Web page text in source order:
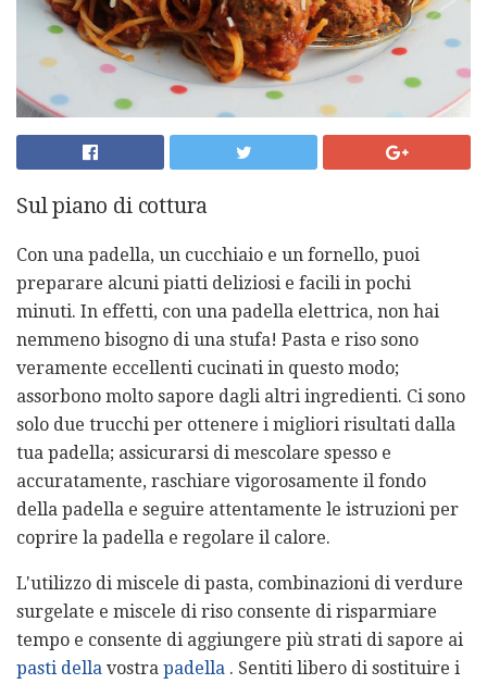
Sul piano di cottura
Con una padella, un cucchiaio e un fornello, puoi
preparare alcuni piatti deliziosi e facili in pochi
minuti. In effetti, con una padella elettrica, non hai
nemmeno bisogno di una stufa! Pasta e riso sono
veramente eccellenti cucinati in questo modo;
assorbono molto sapore dagli altri ingredienti. Ci sono
solo due trucchi per ottenere i migliori risultati dalla
tua padella; assicurarsi di mescolare spesso e
accuratamente, raschiare vigorosamente il fondo
della padella e seguire attentamente le istruzioni per
coprire la padella e regolare il calore.
L'utilizzo di miscele di pasta, combinazioni di verdure
surgelate e miscele di riso consente di risparmiare
tempo e consente di aggiungere più strati di sapore ai
pasti della vostra padella . Sentiti libero di sostituire i